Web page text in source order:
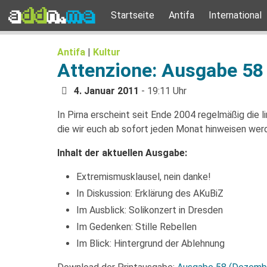
Startseite Antifa International
Antifa | Kultur
Attenzione: Ausgabe
4. Januar 2011 - 19:11 Uhr
In Pirna erscheint seit Ende 2004 regelmäßig die
die wir euch ab sofort jeden Monat hinweisen
Inhalt der aktuellen Ausgabe:
Extremismusklausel, nein danke!
In Diskussion: Erklärung des AKuBiZ
Im Ausblick: Solikonzert in Dresden
Im Gedenken: Stille Rebellen
Im Blick: Hintergrund der Ablehnung